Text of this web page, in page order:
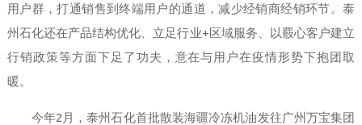
用户群，打通销售到终端用户的通道，减少经销商经销环节。泰
州石化还在产品结构优化、立足行业+区域服务、以覈心客户建立
行销政策等方面下足了功夫，意在与用户在疫情形势下抱团取
暖。
今年2月，泰州石化首批散装海疆冷冻机油发往广州万宝集团